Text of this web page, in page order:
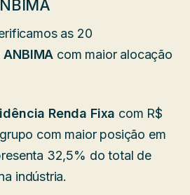
as 20
com maior alocação
Renda Fixa com R$
com maior posição em
32,5% do total de
indústria.